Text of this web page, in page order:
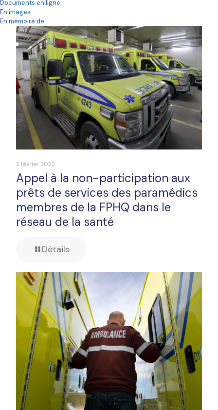
Documents en ligne
En images
En mémoire de
2 février 2022
Appel à la non-participation aux
prêts de services des paramédics
membres de la FPHQ dans le
réseau de la santé
Détails